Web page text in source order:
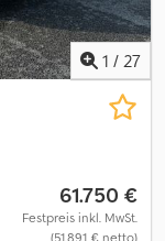
1 / 27
61.750 €
Festpreis inkl. MwSt.
(51.891 € netto)